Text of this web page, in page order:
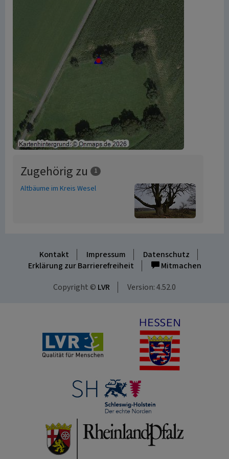
Zugehörig zu 1
Altbäume im Kreis Wesel
Kontakt Impressum
Datenschutz
Erklärung zur Barrierefreiheit
Mitmachen
Copyright © LVR Version: 4.52.0